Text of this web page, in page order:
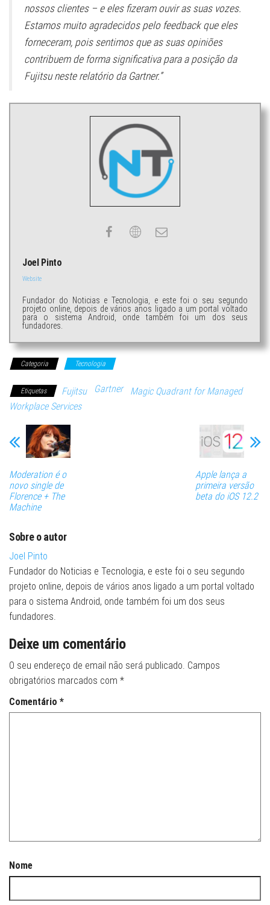
nossos clientes – e eles fizeram ouvir as suas vozes.
Estamos muito agradecidos pelo feedback que eles
forneceram, pois sentimos que as suas opiniões
contribuem de forma significativa para a posição da
Fujitsu neste relatório da Gartner.”
Joel Pinto
Website
Fundador do Noticias e Tecnologia, e este foi o seu segundo
projeto online, depois de vários anos ligado a um portal voltado
para o sistema Android, onde também foi um dos seus
fundadores.
Categoria Tecnologia
Etiquetas Fujitsu Gartner
Magic Quadrant for Managed
Workplace Services
Moderation é o
novo single de
Florence + The
Machine
Apple lança a
primeira versão
beta do iOS 12.2
Sobre o autor
Joel Pinto
Fundador do Noticias e Tecnologia, e este foi o seu segundo
projeto online, depois de vários anos ligado a um portal voltado
para o sistema Android, onde também foi um dos seus
fundadores.
Deixe um comentário
O seu endereço de email não será publicado. Campos
obrigatórios marcados com *
Comentário *
Nome